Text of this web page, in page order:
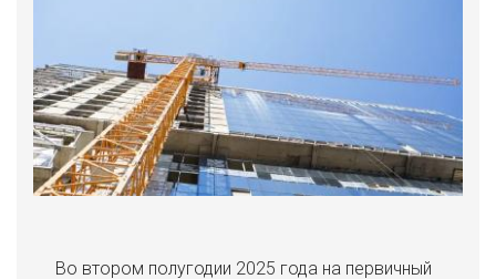
Во втором полугодии 2025 года на первичный